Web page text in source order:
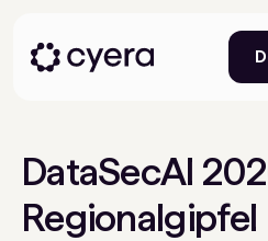
DataSecAI
Regionalgipfel